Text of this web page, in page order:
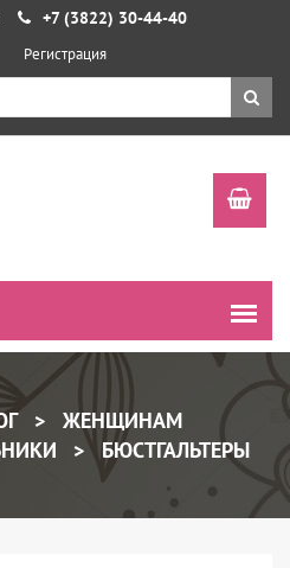
+7 (3822) 30-44-40
Регистрация
ЖЕНЩИНАМ
БЮСТГАЛЬТЕРЫ